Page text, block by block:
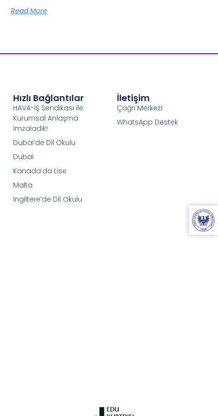
Read More
Hızlı Bağlantılar
HAVA-İŞ Sendikası ile
Kurumsal Anlaşma
İmzaladık!
Dubai’de Dil Okulu
Dubai
Kanada’da Lise
Malta
İngiltere’de Dil Okulu
İletişim
Çağrı Merkezi
WhatsApp Destek